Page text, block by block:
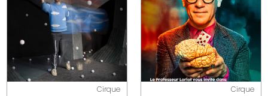
Cirque Cirque